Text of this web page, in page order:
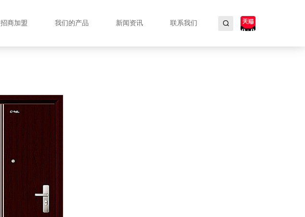
招商加盟 我们的产品 新闻资讯 联系我们